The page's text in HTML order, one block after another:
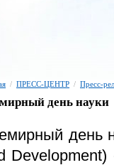
/ ПРЕСС-ЦЕНТР / Пресс-
день науки
день